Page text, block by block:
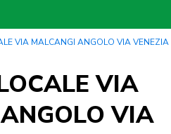
VIA MALCANGI ANGOLO VIA VENEZIA
VIA
VIA